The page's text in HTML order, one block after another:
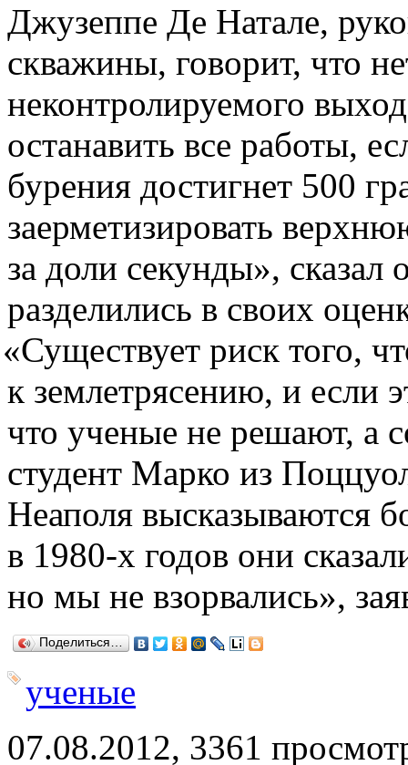
Джузеппе Де Натале,
скважины, говорит, что
неконтролируемого
останавить все работы,
бурения достигнет 500
заерметизировать
за доли секунды»,
разделились в своих
«Существует риск того,
к землетрясению, и если
что ученые не решают, а
студент Марко из
Неаполя высказываются
в 1980-х годов они
но мы не взорвались»,
Поделиться…
ученые
07.08.2012, 3361